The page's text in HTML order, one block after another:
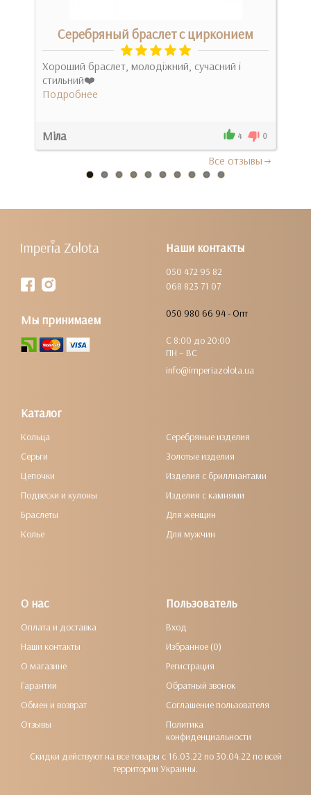
Серебряный браслет с цирконием
Хороший браслет, молодіжний, сучасний і
стильний❤️
Подробнее
Міла 4 0
Все отзывы
Наши контакты
050 472 95 82
068 823 71 07
050 980 66 94 - Опт
С 8:00 до 20:00
ПН – ВС
info@imperiazolota.ua
Мы принимаем
Каталог
Кольца
Серьги
Цепочки
Подвески и кулоны
Браслеты
Колье
Серебряные изделия
Золотые изделия
Изделия с бриллиантами
Изделия с камнями
Для женщин
Для мужчин
О нас
Оплата и доставка
Наши контакты
О магазине
Гарантии
Обмен и возврат
Отзывы
Пользователь
Вход
Избранное (0)
Регистрация
Обратный звонок
Соглашение пользователя
Политика
конфиденциальности
Скидки действуют на все товары с 16.03.22 по 30.04.22 по всей
территории Украины.